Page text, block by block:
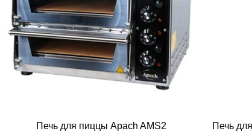
Печь для пиццы Apach AMS2
Печь